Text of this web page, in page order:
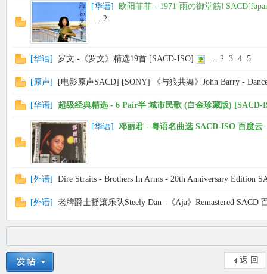
[华语]
欧阳菲菲 - 1971-雨の御堂筋Ⅰ
... 2
[华语] 罗文 -《罗文》精选19首 [SACD-ISO] ... 2 3 4 5
[原声] [电影原声SACD] [SONY] 《与狼共舞》John Barry -
[华语] 超级经典精选 - 6 Pair半 城市民歌 (白金珍藏版) [SACD-
[华语] 邓丽君 - 粤语名曲选 SACD-ISO 百度云
[外语] Dire Straits - Brothers In Arms - 20th Anniversary Edition
[外语] 老牌爵士摇滚乐队Steely Dan -《Aja》Remastered SACD
返 回